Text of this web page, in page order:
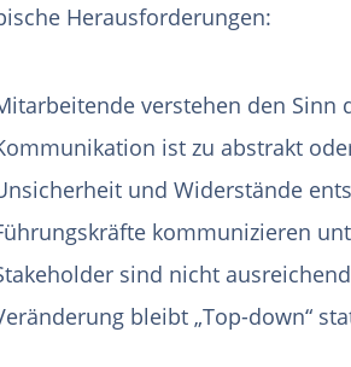
Herausforderungen:
verstehen den Sinn
ist zu abstrakt
und Widerstände
kommunizieren
sind nicht
bleibt „Top-down“